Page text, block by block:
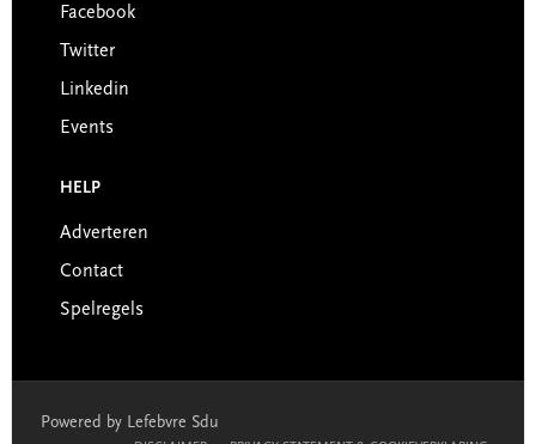
Facebook
Twitter
Linkedin
Events
HELP
Adverteren
Contact
Spelregels
Powered by Lefebvre Sdu